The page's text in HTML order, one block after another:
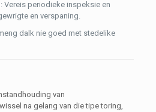
Vereis periodieke inspeksie en
en verspaning.
dalk nie goed met stedelike
van
na gelang van die tipe toring,